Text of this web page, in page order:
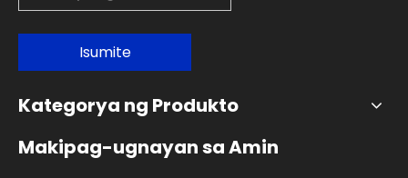
Isumite
Kategorya ng Produkto
Makipag-ugnayan sa Amin